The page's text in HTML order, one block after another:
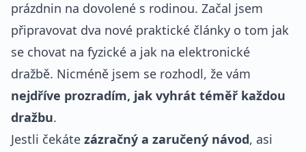
prázdnin na dovolené s rodinou. Začal jsem
připravovat dva nové praktické články o tom jak
se chovat na fyzické a jak na elektronické
dražbě. Nicméně jsem se rozhodl, že vám
nejdříve prozradím, jak vyhrát téměř každou
dražbu.
Jestli čekáte zázračný a zaručený návod, asi